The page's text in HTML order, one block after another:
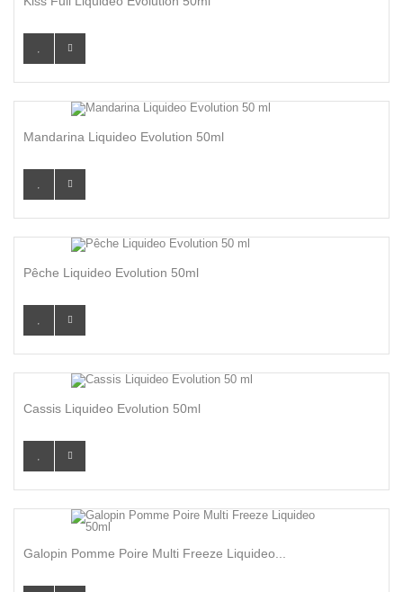
Mandarina Liquideo Evolution 50ml
Pêche Liquideo Evolution 50ml
Cassis Liquideo Evolution 50ml
Galopin Pomme Poire Multi Freeze Liquideo...